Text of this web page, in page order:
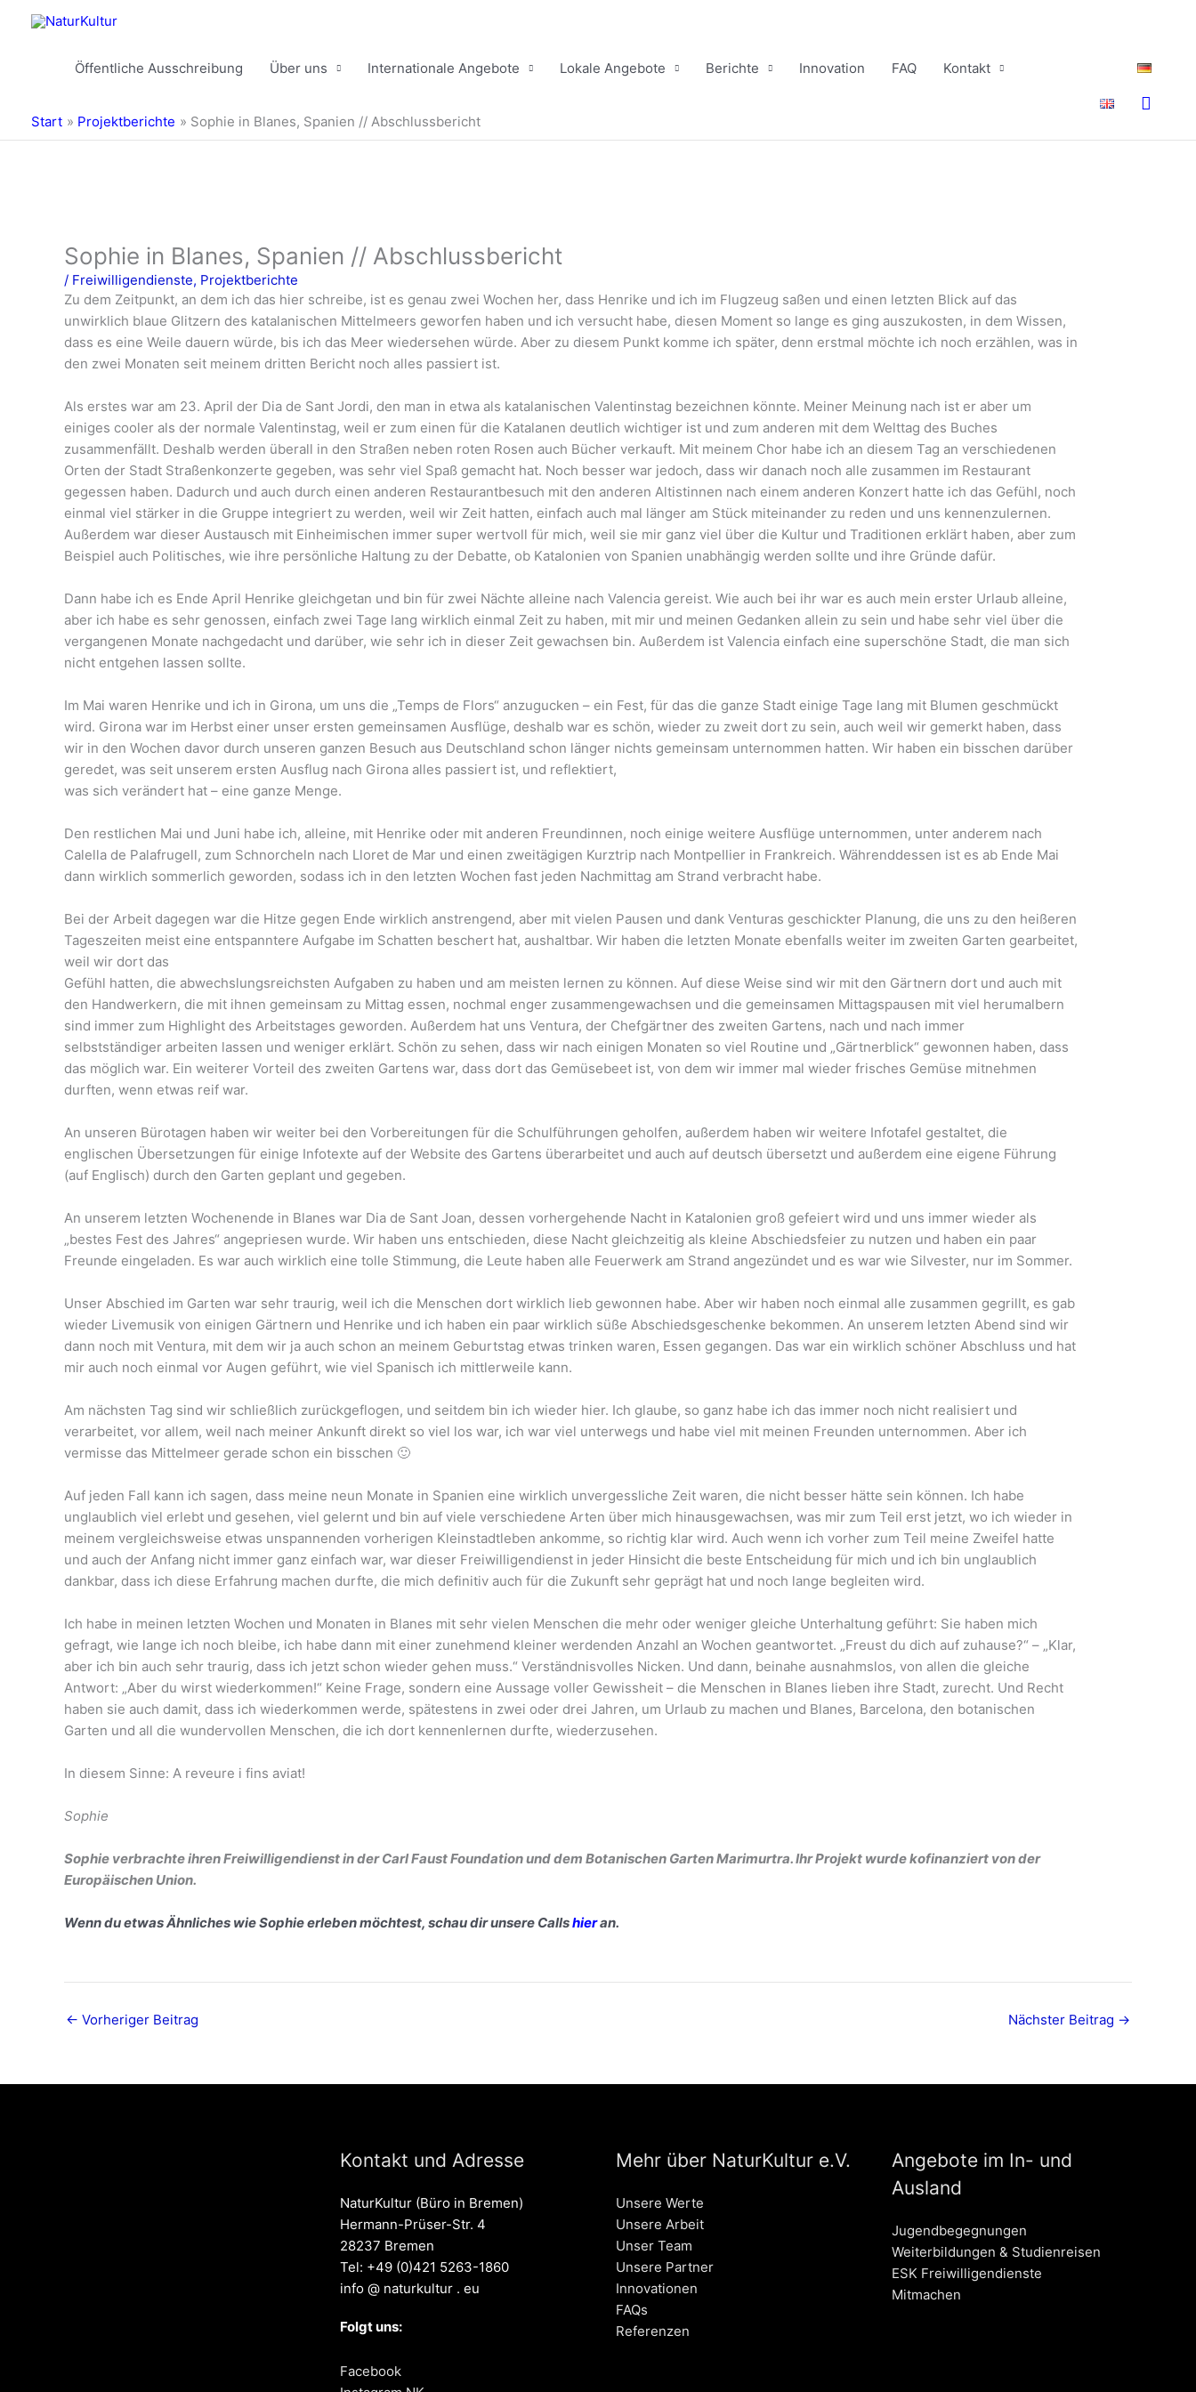
Inhalt
Öffentliche Ausschreibung
Über uns Internationale Angebote Lokale Angebote Berichte Innovation FAQ Kontakt
Start Projektberichte Sophie in Blanes, Spanien // Abschlussbericht
Sophie in Blanes, Spanien // Abschlussbericht
/ Freiwilligendienste, Projektberichte
Zu dem Zeitpunkt, an dem ich das hier schreibe, ist es genau zwei Wochen her, dass Henrike und ich im Flugzeug saßen und einen letzten Blick auf das
unwirklich blaue Glitzern des katalanischen Mittelmeers geworfen haben und ich versucht habe, diesen Moment so lange es ging auszukosten, in dem Wissen,
dass es eine Weile dauern würde, bis ich das Meer wiedersehen würde. Aber zu diesem Punkt komme ich später, denn erstmal möchte ich noch erzählen, was in
den zwei Monaten seit meinem dritten Bericht noch alles passiert ist.
Als erstes war am 23. April der Dia de Sant Jordi, den man in etwa als katalanischen Valentinstag bezeichnen könnte. Meiner Meinung nach ist er aber um
einiges cooler als der normale Valentinstag, weil er zum einen für die Katalanen deutlich wichtiger ist und zum anderen mit dem Welttag des Buches
zusammenfällt. Deshalb werden überall in den Straßen neben roten Rosen auch Bücher verkauft. Mit meinem Chor habe ich an diesem Tag an verschiedenen
Orten der Stadt Straßenkonzerte gegeben, was sehr viel Spaß gemacht hat. Noch besser war jedoch, dass wir danach noch alle zusammen im Restaurant
gegessen haben. Dadurch und auch durch einen anderen Restaurantbesuch mit den anderen Altistinnen nach einem anderen Konzert hatte ich das Gefühl, noch
einmal viel stärker in die Gruppe integriert zu werden, weil wir Zeit hatten, einfach auch mal länger am Stück miteinander zu reden und uns kennenzulernen.
Außerdem war dieser Austausch mit Einheimischen immer super wertvoll für mich, weil sie mir ganz viel über die Kultur und Traditionen erklärt haben, aber zum
Beispiel auch Politisches, wie ihre persönliche Haltung zu der Debatte, ob Katalonien von Spanien unabhängig werden sollte und ihre Gründe dafür.
Dann habe ich es Ende April Henrike gleichgetan und bin für zwei Nächte alleine nach Valencia gereist. Wie auch bei ihr war es auch mein erster Urlaub alleine,
aber ich habe es sehr genossen, einfach zwei Tage lang wirklich einmal Zeit zu haben, mit mir und meinen Gedanken allein zu sein und habe sehr viel über die
vergangenen Monate nachgedacht und darüber, wie sehr ich in dieser Zeit gewachsen bin. Außerdem ist Valencia einfach eine superschöne Stadt, die man sich
nicht entgehen lassen sollte.
Im Mai waren Henrike und ich in Girona, um uns die „Temps de Flors“ anzugucken – ein Fest, für das die ganze Stadt einige Tage lang mit Blumen geschmückt
wird. Girona war im Herbst einer unser ersten gemeinsamen Ausflüge, deshalb war es schön, wieder zu zweit dort zu sein, auch weil wir gemerkt haben, dass
wir in den Wochen davor durch unseren ganzen Besuch aus Deutschland schon länger nichts gemeinsam unternommen hatten. Wir haben ein bisschen darüber
geredet, was seit unserem ersten Ausflug nach Girona alles passiert ist, und reflektiert,
was sich verändert hat – eine ganze Menge.
Den restlichen Mai und Juni habe ich, alleine, mit Henrike oder mit anderen Freundinnen, noch einige weitere Ausflüge unternommen, unter anderem nach
Calella de Palafrugell, zum Schnorcheln nach Lloret de Mar und einen zweitägigen Kurztrip nach Montpellier in Frankreich. Währenddessen ist es ab Ende Mai
dann wirklich sommerlich geworden, sodass ich in den letzten Wochen fast jeden Nachmittag am Strand verbracht habe.
Bei der Arbeit dagegen war die Hitze gegen Ende wirklich anstrengend, aber mit vielen Pausen und dank Venturas geschickter Planung, die uns zu den heißeren
Tageszeiten meist eine entspanntere Aufgabe im Schatten beschert hat, aushaltbar. Wir haben die letzten Monate ebenfalls weiter im zweiten Garten gearbeitet,
weil wir dort das
Gefühl hatten, die abwechslungsreichsten Aufgaben zu haben und am meisten lernen zu können. Auf diese Weise sind wir mit den Gärtnern dort und auch mit
den Handwerkern, die mit ihnen gemeinsam zu Mittag essen, nochmal enger zusammengewachsen und die gemeinsamen Mittagspausen mit viel herumalbern
sind immer zum Highlight des Arbeitstages geworden. Außerdem hat uns Ventura, der Chefgärtner des zweiten Gartens, nach und nach immer
selbstständiger arbeiten lassen und weniger erklärt. Schön zu sehen, dass wir nach einigen Monaten so viel Routine und „Gärtnerblick“ gewonnen haben, dass
das möglich war. Ein weiterer Vorteil des zweiten Gartens war, dass dort das Gemüsebeet ist, von dem wir immer mal wieder frisches Gemüse mitnehmen
durften, wenn etwas reif war.
An unseren Bürotagen haben wir weiter bei den Vorbereitungen für die Schulführungen geholfen, außerdem haben wir weitere Infotafel gestaltet, die
englischen Übersetzungen für einige Infotexte auf der Website des Gartens überarbeitet und auch auf deutsch übersetzt und außerdem eine eigene Führung
(auf Englisch) durch den Garten geplant und gegeben.
An unserem letzten Wochenende in Blanes war Dia de Sant Joan, dessen vorhergehende Nacht in Katalonien groß gefeiert wird und uns immer wieder als
„bestes Fest des Jahres“ angepriesen wurde. Wir haben uns entschieden, diese Nacht gleichzeitig als kleine Abschiedsfeier zu nutzen und haben ein paar
Freunde eingeladen. Es war auch wirklich eine tolle Stimmung, die Leute haben alle Feuerwerk am Strand angezündet und es war wie Silvester, nur im Sommer.
Unser Abschied im Garten war sehr traurig, weil ich die Menschen dort wirklich lieb gewonnen habe. Aber wir haben noch einmal alle zusammen gegrillt, es gab
wieder Livemusik von einigen Gärtnern und Henrike und ich haben ein paar wirklich süße Abschiedsgeschenke bekommen. An unserem letzten Abend sind wir
dann noch mit Ventura, mit dem wir ja auch schon an meinem Geburtstag etwas trinken waren, Essen gegangen. Das war ein wirklich schöner Abschluss und hat
mir auch noch einmal vor Augen geführt, wie viel Spanisch ich mittlerweile kann.
Am nächsten Tag sind wir schließlich zurückgeflogen, und seitdem bin ich wieder hier. Ich glaube, so ganz habe ich das immer noch nicht realisiert und
verarbeitet, vor allem, weil nach meiner Ankunft direkt so viel los war, ich war viel unterwegs und habe viel mit meinen Freunden unternommen. Aber ich
vermisse das Mittelmeer gerade schon ein bisschen 🙂
Auf jeden Fall kann ich sagen, dass meine neun Monate in Spanien eine wirklich unvergessliche Zeit waren, die nicht besser hätte sein können. Ich habe
unglaublich viel erlebt und gesehen, viel gelernt und bin auf viele verschiedene Arten über mich hinausgewachsen, was mir zum Teil erst jetzt, wo ich wieder in
meinem vergleichsweise etwas unspannenden vorherigen Kleinstadtleben ankomme, so richtig klar wird. Auch wenn ich vorher zum Teil meine Zweifel hatte
und auch der Anfang nicht immer ganz einfach war, war dieser Freiwilligendienst in jeder Hinsicht die beste Entscheidung für mich und ich bin unglaublich
dankbar, dass ich diese Erfahrung machen durfte, die mich definitiv auch für die Zukunft sehr geprägt hat und noch lange begleiten wird.
Ich habe in meinen letzten Wochen und Monaten in Blanes mit sehr vielen Menschen die mehr oder weniger gleiche Unterhaltung geführt: Sie haben mich
gefragt, wie lange ich noch bleibe, ich habe dann mit einer zunehmend kleiner werdenden Anzahl an Wochen geantwortet. „Freust du dich auf zuhause?“ – „Klar,
aber ich bin auch sehr traurig, dass ich jetzt schon wieder gehen muss.“ Verständnisvolles Nicken. Und dann, beinahe ausnahmslos, von allen die gleiche
Antwort: „Aber du wirst wiederkommen!“ Keine Frage, sondern eine Aussage voller Gewissheit – die Menschen in Blanes lieben ihre Stadt, zurecht. Und Recht
haben sie auch damit, dass ich wiederkommen werde, spätestens in zwei oder drei Jahren, um Urlaub zu machen und Blanes, Barcelona, den botanischen
Garten und all die wundervollen Menschen, die ich dort kennenlernen durfte, wiederzusehen.
In diesem Sinne: A reveure i fins aviat!
Sophie
Sophie verbrachte ihren Freiwilligendienst in der Carl Faust Foundation und dem Botanischen Garten Marimurtra. Ihr Projekt wurde kofinanziert von der
Europäischen Union.
Wenn du etwas Ähnliches wie Sophie erleben möchtest, schau dir unsere Callshieran.
← Vorheriger Beitrag Nächster Beitrag →
Kontakt und Adresse
NaturKultur (Büro in Bremen)
Hermann-Prüser-Str. 4
28237 Bremen
Tel: +49 (0)421 5263-1860
info @ naturkultur . eu
Folgt uns:
Facebook
Mehr über NaturKultur e.V.
Unsere Werte
Unsere Arbeit
Unser Team
Unsere Partner
Innovationen
FAQs
Referenzen
Angebote im In- und
Ausland
Jugendbegegnungen
Weiterbildungen & Studienreisen
ESK Freiwilligendienste
Mitmachen